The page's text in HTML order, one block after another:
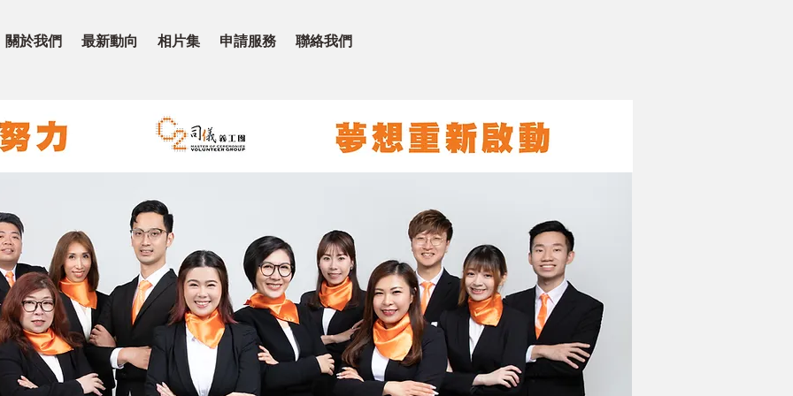
關於我們 最新動向 相片集 申請服務 聯絡我們